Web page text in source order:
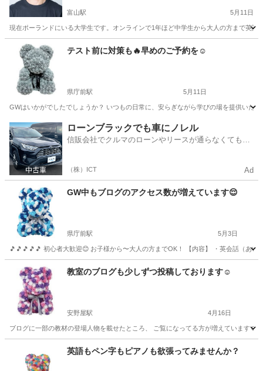
富山駅 5月11日
現在ポーランドにいる大学生です。オンラインで1年ほど中学生から大人の方まで英
富山 富山市 富山駅 英語/基礎英語 オンライン
テスト前に対策も🔥早めのご予約を☺️
県庁前駅 5月11日
GWはいかがでしたでしょうか？ いつもの日常に、安らぎながら学びの場を提供いた
富山 富山市 県庁前駅 英会話 ペン
ローンブラックでも車にノレル
信販会社でクルマのローンやリースが通らなくてもク
（株）ICT Ad
GW中もブログのアクセス数が増えています😌
県庁前駅 5月3日
🎵🎵🎵🎵🎵 初心者大歓迎😊 お子様から〜大人の方までOK！ 【内容】 ・英会話（あ
富山 富山市 県庁前駅 英会話 ペン
教室のブログも少しずつ投稿しております☺️
安野屋駅 4月16日
ブログに一部の教材の登場人物を載せたところ、 ご覧になってる方が増えています☺️
安野屋駅 英会話 ペン
英語もペン字もピアノも欲張ってみませんか？